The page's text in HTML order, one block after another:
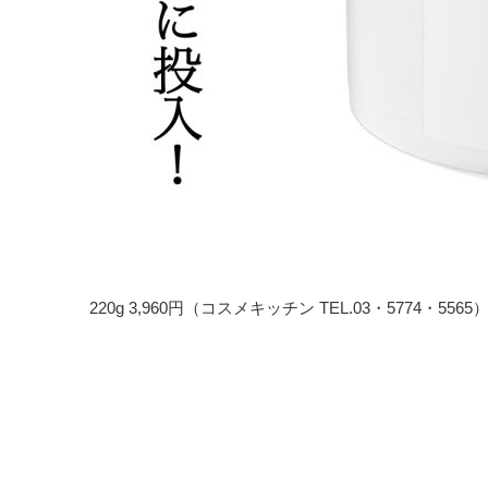
220g 3,960円（コスメキッチン TEL.03・5774・5565）